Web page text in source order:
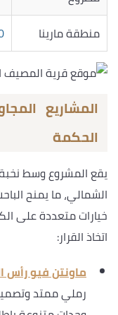
منطقة مارينا
المشاريع
الحكمة
يقع المشروع وسط
الشمالي، ما يمنح
خيارات متعددة على
اتخاذ القرار:
ماونتن فيو رأس
رملي ممتد